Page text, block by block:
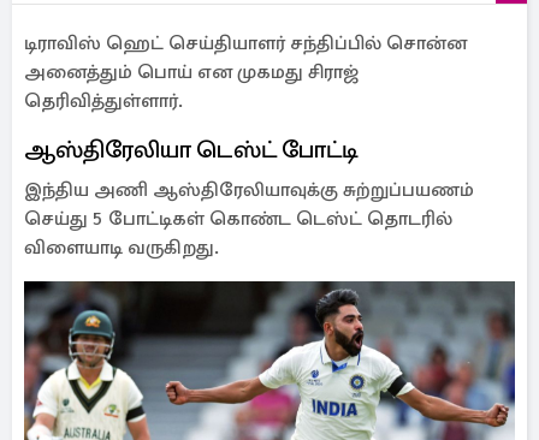
டிராவிஸ் ஹெட் செய்தியாளர் சந்திப்பில் சொன்ன
அனைத்தும் பொய் என முகமது சிராஜ்
தெரிவித்துள்ளார்.
ஆஸ்திரேலியா டெஸ்ட் போட்டி
இந்திய அணி ஆஸ்திரேலியாவுக்கு சுற்றுப்பயணம்
செய்து 5 போட்டிகள் கொண்ட டெஸ்ட் தொடரில்
விளையாடி வருகிறது.